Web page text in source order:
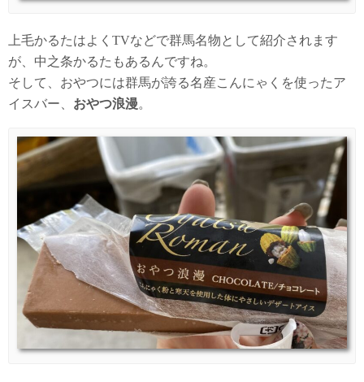
上毛かるたはよくTVなどで群馬名物として紹介されます
が、中之条かるたもあるんですね。
そして、おやつには群馬が誇る名産こんにゃくを使ったア
イスバー、 おやつ浪漫。